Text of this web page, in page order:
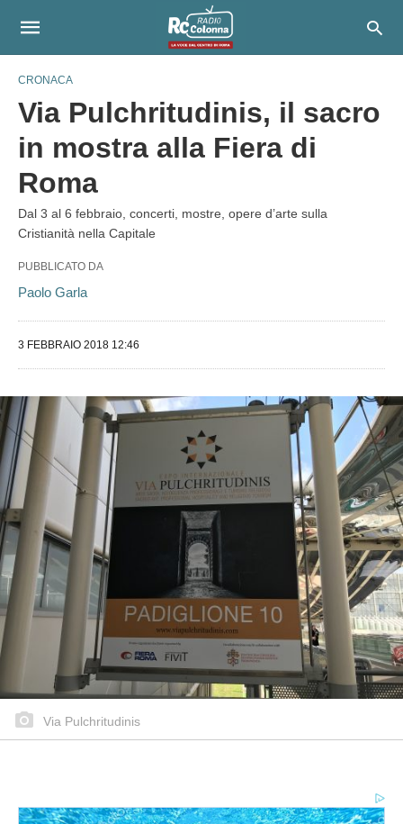
CRONACA
Via Pulchritudinis, il sacro
in mostra alla Fiera di
Roma
Dal 3 al 6 febbraio, concerti, mostre, opere d’arte sulla
Cristianità nella Capitale
PUBBLICATO DA
Paolo Garla
3 FEBBRAIO 2018 12:46
Via Pulchritudinis